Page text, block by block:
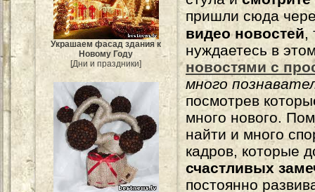
Украшаем фасад здания к
Новому Году
[Дни и праздники]
пришли сюда
видео новостей,
нуждаетесь в
новостями с
много
посмотрев
много нового.
найти и много
кадров, которые
счастливых
постоянно